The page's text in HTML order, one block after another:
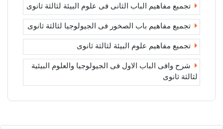
تجميع مفاهيم الباب الثانى فى علوم البيئة لثالثة ثانوى
تجميع مفاهيم باب الصخور فى الجيولوجيا لثالثة ثانوى
تجميع مفاهيم علوم البيئة لثالثة ثانوى
شرح وافى الباب الاول فى الجيولوجيا والعلوم البيئية
لثالثة ثانوى